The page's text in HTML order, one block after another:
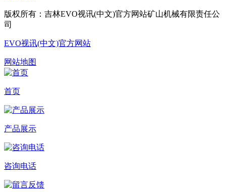
版权所有：吉林EVO视讯(中文)官方网站矿山机械有限责任公
司
EVO视讯(中文)官方网站
网站地图
首页
产品展示
咨询电话